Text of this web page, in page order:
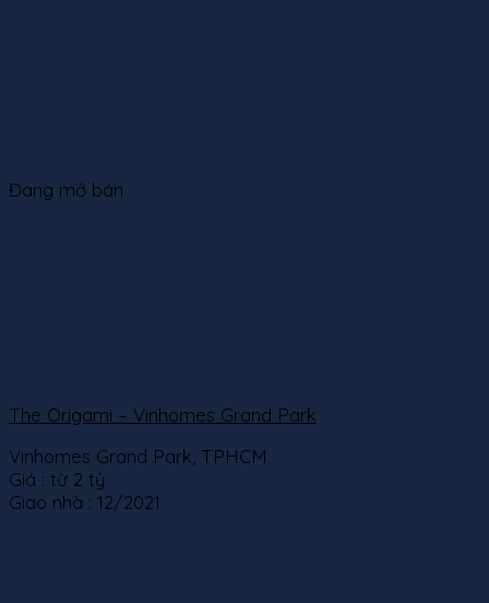
Đang mở bán
The Origami – Vinhomes Grand Park
Vinhomes Grand Park, TPHCM
Giá : từ 2 tỷ
Giao nhà : 12/2021